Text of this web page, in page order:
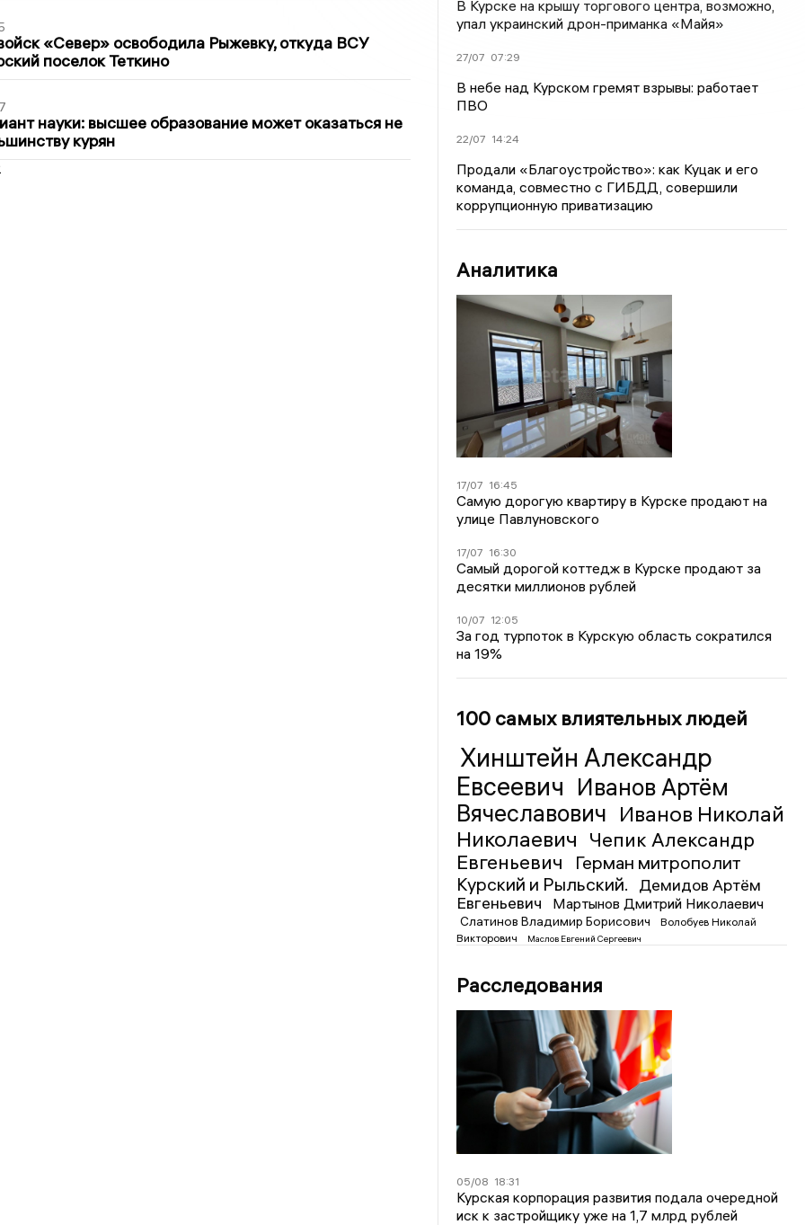
«Север» освободила Рыжевку, откуда ВСУ
поселок Теткино
науки: высшее образование может оказаться не
курян
В Курске на крышу торгового центра, возможно,
упал украинский дрон-приманка «Майя»
27/07 07:29
В небе над Курском гремят взрывы: работает
ПВО
22/07 14:24
Продали «Благоустройство»: как Куцак и его
команда, совместно с ГИБДД, совершили
коррупционную приватизацию
Аналитика
17/07 16:45
Самую дорогую квартиру в Курске продают на
улице Павлуновского
17/07 16:30
Самый дорогой коттедж в Курске продают за
десятки миллионов рублей
10/07 12:05
За год турпоток в Курскую область сократился
на 19%
100 самых влиятельных людей
Хинштейн Александр
Евсеевич Иванов Артём
Вячеславович Иванов Николай
Николаевич Чепик Александр
Евгеньевич
Герман митрополит
Курский и Рыльский.
Демидов Артём
Евгеньевич
Мартынов Дмитрий Николаевич
Слатинов Владимир Борисович
Волобуев Николай
Викторович
Маслов Евгений Сергеевич
Расследования
05/08 18:31
Курская корпорация развития подала очередной
иск к застройщику уже на 1,7 млрд рублей